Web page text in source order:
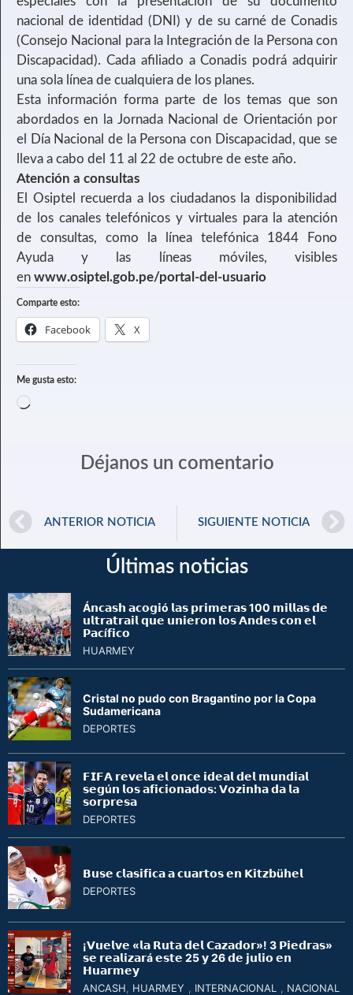
nacional de identidad (DNI) y de su carné de Conadis
(Consejo Nacional para la Integración de la Persona con
Discapacidad). Cada afiliado a Conadis podrá adquirir
una sola línea de cualquiera de los planes.
Esta información forma parte de los temas que son
abordados en la Jornada Nacional de Orientación por
el Día Nacional de la Persona con Discapacidad, que se
lleva a cabo del 11 al 22 de octubre de este año.
Atención a consultas
El Osiptel recuerda a los ciudadanos la disponibilidad
de los canales telefónicos y virtuales para la atención
de consultas, como la línea telefónica 1844 Fono
Ayuda y las líneas móviles, visibles
en www.osiptel.gob.pe/portal-del-usuario
Comparte esto:
Facebook X
Me gusta esto:
Déjanos un comentario
ANTERIOR NOTICIA SIGUIENTE NOTICIA
Últimas noticias
Á𝗻𝗰𝗮𝘀𝗵 𝗮𝗰𝗼𝗴𝗶ó 𝗹𝗮𝘀 𝗽𝗿𝗶𝗺𝗲𝗿𝗮𝘀 100 𝗺𝗶𝗹𝗹𝗮𝘀 𝗱𝗲
𝘂𝗹𝘁𝗿𝗮𝘁𝗿𝗮𝗶𝗹 𝗾𝘂𝗲 𝘂𝗻𝗶𝗲𝗿𝗼𝗻 𝗹𝗼𝘀 𝗔𝗻𝗱𝗲𝘀 𝗰𝗼𝗻 𝗲𝗹
𝗣𝗮𝗰í𝗳𝗶𝗰𝗼
HUARMEY
Cristal no pudo con Bragantino por la Copa
Sudamericana
DEPORTES
𝗙𝗜𝗙𝗔 𝗿𝗲𝘃𝗲𝗹𝗮 𝗲𝗹 𝗼𝗻𝗰𝗲 𝗶𝗱𝗲𝗮𝗹 𝗱𝗲𝗹 𝗺𝘂𝗻𝗱𝗶𝗮𝗹
𝘀𝗲𝗴ú𝗻 𝗹𝗼𝘀 𝗮𝗳𝗶𝗰𝗶𝗼𝗻𝗮𝗱𝗼𝘀: 𝗩𝗼𝘇𝗶𝗻𝗵𝗮 𝗱𝗮 𝗹𝗮
𝘀𝗼𝗿𝗽𝗿𝗲𝘀𝗮
DEPORTES
𝗕𝘂𝘀𝗲 𝗰𝗹𝗮𝘀𝗶𝗳𝗶𝗰𝗮 𝗮 𝗰𝘂𝗮𝗿𝘁𝗼𝘀 𝗲𝗻 𝗞𝗶𝘁𝘇𝗯ü𝗵𝗲𝗹
DEPORTES
¡𝗩𝘂𝗲𝗹𝘃𝗲 «𝗹𝗮 𝗥𝘂𝘁𝗮 𝗱𝗲𝗹 𝗖𝗮𝘇𝗮𝗱𝗼𝗿»! 3 𝗣𝗶𝗲𝗱𝗿𝗮𝘀»
𝘀𝗲 𝗿𝗲𝗮𝗹𝗶𝘇𝗮𝗿á 𝗲𝘀𝘁𝗲 25 𝘆 26 𝗱𝗲 𝗷𝘂𝗹𝗶𝗼 𝗲𝗻
𝗛𝘂𝗮𝗿𝗺𝗲𝘆
ANCASH HUARMEY INTERNACIONAL NACIONAL